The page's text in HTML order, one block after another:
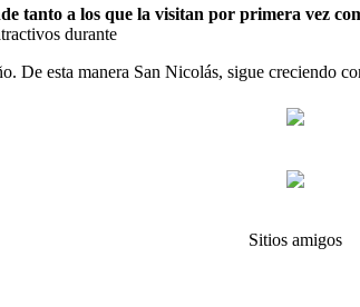
tanto a los que la visitan por primera vez
durante
De esta manera San Nicolás, sigue creciendo
Sitios amigos